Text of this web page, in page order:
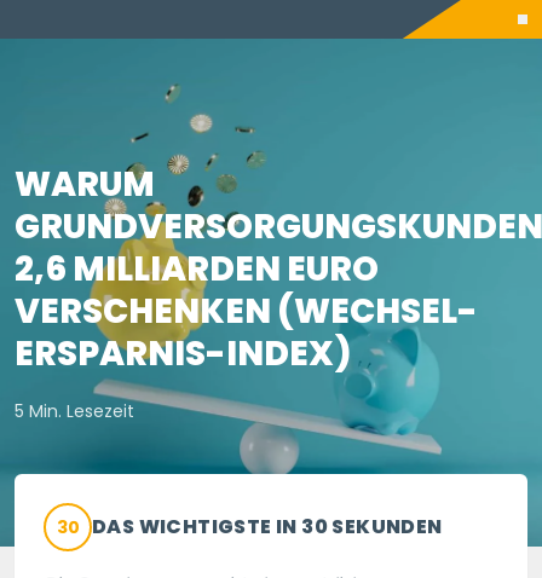
WARUM
GRUNDVERSORGUNGSKUNDEN
2,6 MILLIARDEN EURO
VERSCHENKEN (WECHSEL-
ERSPARNIS-INDEX)
5 Min. Lesezeit
30 DAS WICHTIGSTE IN 30 SEKUNDEN